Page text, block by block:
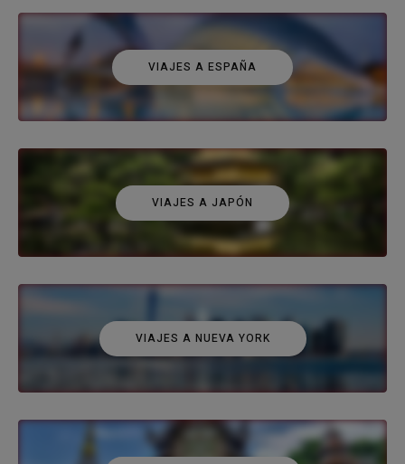
VIAJES A ESPAÑA
VIAJES A JAPÓN
VIAJES A NUEVA YORK